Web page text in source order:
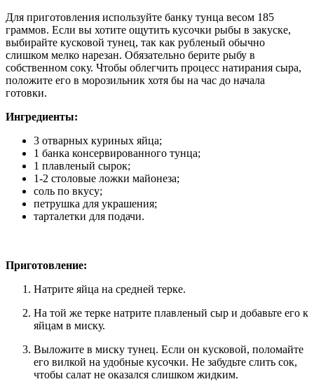
Для приготовления используйте банку тунца весом 185
граммов. Если вы хотите ощутить кусочки рыбы в закуске,
выбирайте кусковой тунец, так как рубленый обычно
слишком мелко нарезан. Обязательно берите рыбу в
собственном соку. Чтобы облегчить процесс натирания сыра,
положите его в морозильник хотя бы на час до начала
готовки.
Ингредиенты:
3 отварных куриных яйца;
1 банка консервированного тунца;
1 плавленый сырок;
1-2 столовые ложки майонеза;
соль по вкусу;
петрушка для украшения;
тарталетки для подачи.
Приготовление:
Натрите яйца на средней терке.
На той же терке натрите плавленый сыр и добавьте его к
яйцам в миску.
Выложите в миску тунец. Если он кусковой, поломайте
его вилкой на удобные кусочки. Не забудьте слить сок,
чтобы салат не оказался слишком жидким.